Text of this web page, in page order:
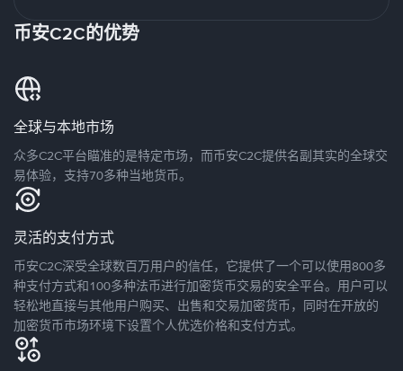
币安C2C的优势
全球与本地市场
众多C2C平台瞄准的是特定市场，而币安C2C提供名副其实的全球交
易体验，支持70多种当地货币。
灵活的支付方式
币安C2C深受全球数百万用户的信任，它提供了一个可以使用800多
种支付方式和100多种法币进行加密货币交易的安全平台。用户可以
轻松地直接与其他用户购买、出售和交易加密货币，同时在开放的
加密货币市场环境下设置个人优选价格和支付方式。